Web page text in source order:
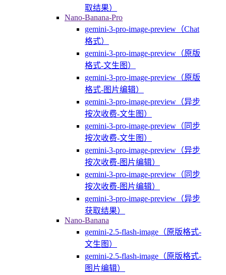
取结果）
Nano-Banana-Pro
gemini-3-pro-image-preview（Chat
格式）
gemini-3-pro-image-preview（原版
格式-文生图）
gemini-3-pro-image-preview（原版
格式-图片编辑）
gemini-3-pro-image-preview（异步
按次收费-文生图）
gemini-3-pro-image-preview（同步
按次收费-文生图）
gemini-3-pro-image-preview（异步
按次收费-图片编辑）
gemini-3-pro-image-preview（同步
按次收费-图片编辑）
gemini-3-pro-image-preview（异步
获取结果）
Nano-Banana
gemini-2.5-flash-image（原版格式-
文生图）
gemini-2.5-flash-image（原版格式-
图片编辑）